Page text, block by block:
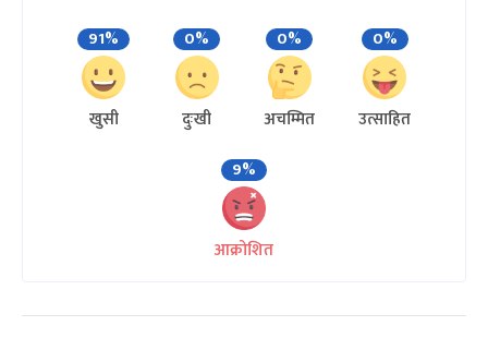
91%
खुसी
0%
दुःखी
0%
अचम्मित
0%
उत्साहित
9%
आक्रोशित